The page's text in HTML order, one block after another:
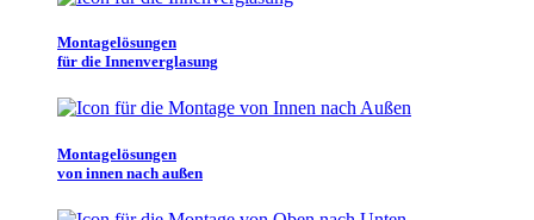
Montagelösungen
für die Innenverglasung
Montagelösungen
von innen nach außen